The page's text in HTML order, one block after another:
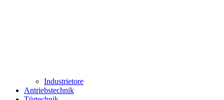
Industrietore
Antriebstechnik